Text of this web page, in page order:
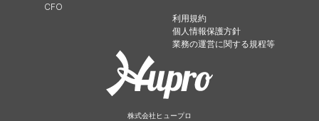
CFO
利用規約
個人情報保護方針
業務の運営に関する規程等
株式会社ヒュープロ